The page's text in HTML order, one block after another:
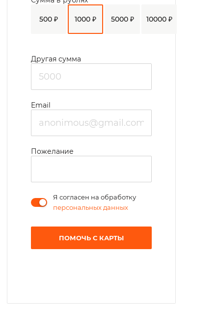
500 ₽ 1000 ₽ 5000 ₽ 10000 ₽
Другая сумма
Email
Пожелание
Я согласен на обработку
персональных данных
ПОМОЧЬ С КАРТЫ